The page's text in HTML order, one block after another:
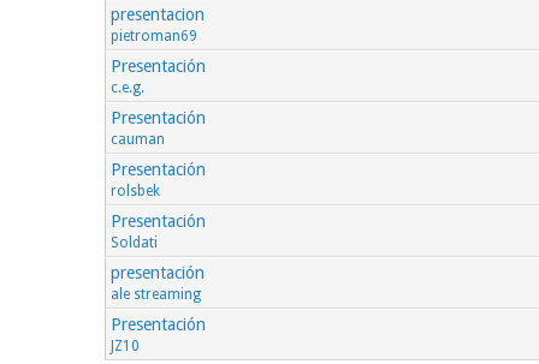
presentacion
pietroman69
Presentación
c.e.g.
Presentación
cauman
Presentación
rolsbek
Presentación
Soldati
presentación
ale streaming
Presentación
JZ10